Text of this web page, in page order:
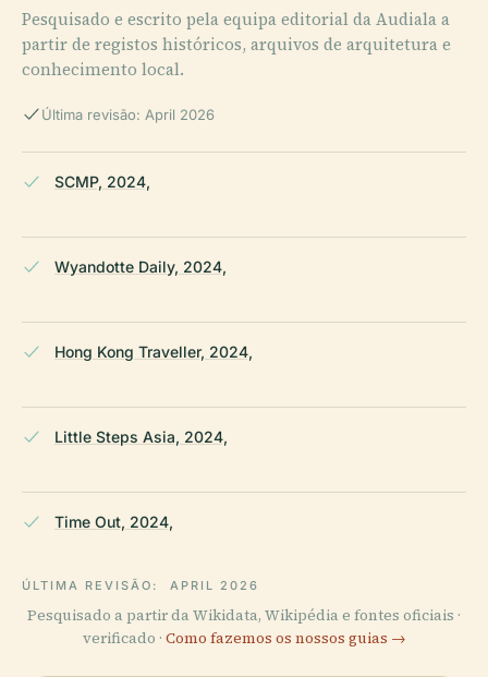
Pesquisado e escrito pela equipa editorial da Audiala a
partir de registos históricos, arquivos de arquitetura e
conhecimento local.
Última revisão: April 2026
SCMP, 2024,
Wyandotte Daily, 2024,
Hong Kong Traveller, 2024,
Little Steps Asia, 2024,
Time Out, 2024,
ÚLTIMA REVISÃO: APRIL 2026
Pesquisado a partir da Wikidata, Wikipédia e fontes oficiais ·
verificado · Como fazemos os nossos guias →